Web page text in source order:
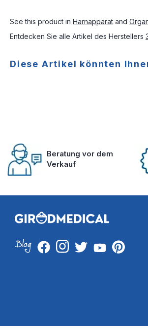
See this product in Harnapparat and
Entdecken Sie alle Artikel des Herstellers
Diese Artikel könnten
Beratung vor dem
Verkauf